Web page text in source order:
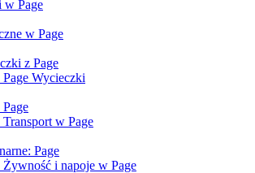
w Page
w Page
z Page
Wycieczki
w Page
Page
i napoje w Page